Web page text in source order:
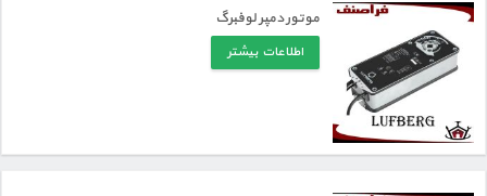
موتور دمپر لوفبرگ
اطلاعات بیشتر